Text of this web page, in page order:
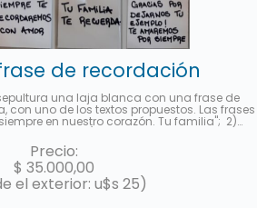
de recordación
una laja blanca con una frase de
con uno de los textos propuestos. Las frases
en nuestro corazón. Tu familia"; 2)
siempre." y 4) "Tu familia te recuerda.".
el servicio la frase seleccionada en la
enviaremos una foto a su e-mail cuando se
haya realizado.
Precio:
$ 35.000,00
el exterior: u$s 25)